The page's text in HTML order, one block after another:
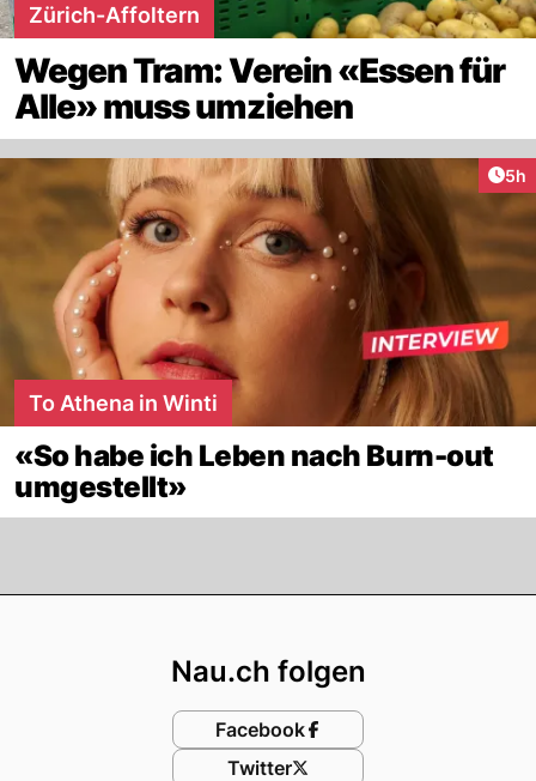
Zürich-Affoltern
Wegen Tram: Verein «Essen für
Alle» muss umziehen
5h
To Athena in Winti
«So habe ich Leben nach Burn-out
umgestellt»
Nau.ch folgen
Facebook
Twitter